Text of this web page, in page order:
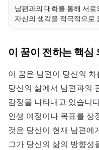
남편과의 대화를 통해 서
자신의 생각을 적극적으로
이 꿈이 전하는 핵심
이 꿈은 남편이 당신의
당신의 삶에서 남편과의
감정을 나타내고 있습니
인생 여정이나 목표를 상
것은 당신이 현재 남편에
그가 당신의 삶의 방향성